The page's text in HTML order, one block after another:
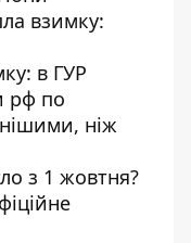
взимку:
в ГУР
рф по
ніж
з 1 жовтня?